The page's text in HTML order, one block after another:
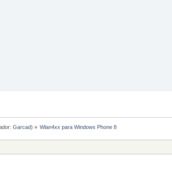
Garcad) » Wlan4xx para Windows Phone 8